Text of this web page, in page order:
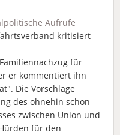
Aufrufe
kritisiert
für
er kommentiert ihn
Die Vorschläge
des ohnehin schon
zwischen Union und
für den